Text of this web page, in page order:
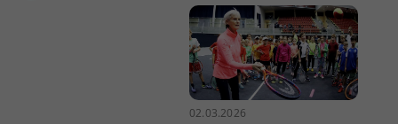
02.03.2026